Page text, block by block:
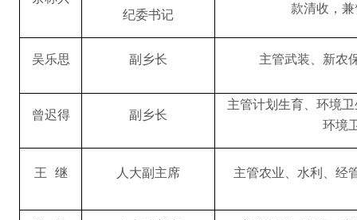
纪委书记
款清收，
吴乐思 副乡长 主管武装、新农
曾迟得 副乡长
主管计划生育、环境
环境
王 继 人大副主席 主管农业、水利、经